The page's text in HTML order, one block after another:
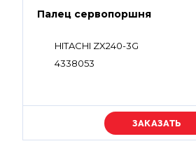
Палец сервопоршня
HITACHI ZX240-3G
4338053
Уточняйте цену